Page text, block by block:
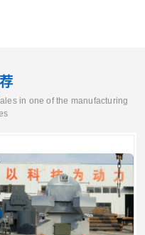
in one of the manufacturing